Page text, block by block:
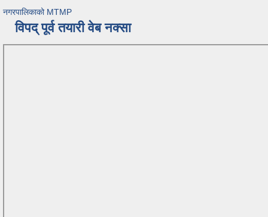
नगरपालिकाको MTMP
विपद् पूर्व तयारी वेब नक्सा